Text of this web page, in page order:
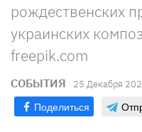
рождественских
украинских
freepik.com
СОБЫТИЯ 25 Декабря
Поделиться